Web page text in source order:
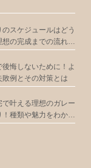
のスケジュールはどう
想の完成までの流れを
後悔しないために！よ
敗例とその対策とは
で叶える理想のガレー
！種類や魅力をわかり